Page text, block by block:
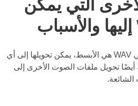
التي يمكن
بما أن صيغة الملف الصوتي WAV هي الأبسط، يمكن تحويلها إلى أي
أيضًا تحويل ملفات الصوت الأخرى إلى